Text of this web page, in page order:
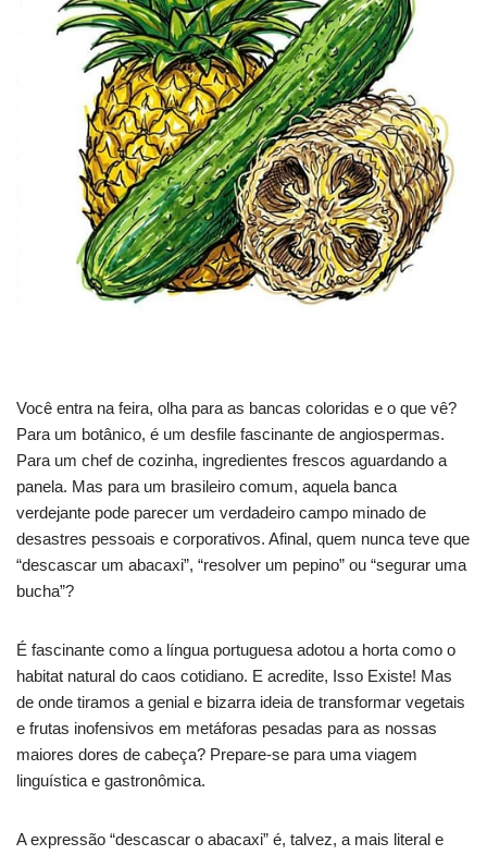
Você entra na feira, olha para as bancas coloridas e o que vê?
Para um botânico, é um desfile fascinante de angiospermas.
Para um chef de cozinha, ingredientes frescos aguardando a
panela. Mas para um brasileiro comum, aquela banca
verdejante pode parecer um verdadeiro campo minado de
desastres pessoais e corporativos. Afinal, quem nunca teve que
“descascar um abacaxi”, “resolver um pepino” ou “segurar uma
bucha”?
É fascinante como a língua portuguesa adotou a horta como o
habitat natural do caos cotidiano. E acredite, Isso Existe! Mas
de onde tiramos a genial e bizarra ideia de transformar vegetais
e frutas inofensivos em metáforas pesadas para as nossas
maiores dores de cabeça? Prepare-se para uma viagem
linguística e gastronômica.
A expressão “descascar o abacaxi” é, talvez, a mais literal e